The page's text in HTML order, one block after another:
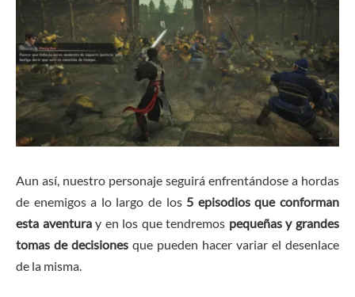
Aun así, nuestro personaje seguirá enfrentándose a hordas
de enemigos a lo largo de los 5 episodios que conforman
esta aventuray en los que tendremos pequeñas y grandes
tomas de decisiones que pueden hacer variar el desenlace
de la misma.